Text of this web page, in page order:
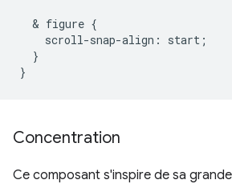
  &
figure {
scroll-snap-align : start ;
}
}
Concentration
Ce composant s'inspire de sa